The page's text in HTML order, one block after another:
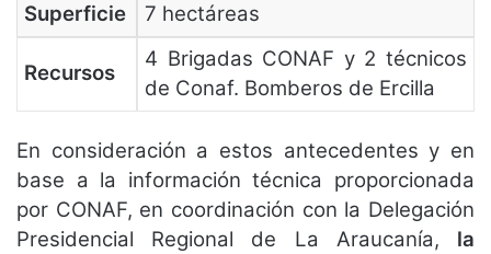
Superficie
7 hectáreas
Recursos
4 Brigadas CONAF y 2 técnicos
de Conaf. Bomberos de Ercilla
En consideración a estos antecedentes y en
base a la información técnica proporcionada
por CONAF, en coordinación con la Delegación
Presidencial Regional de La Araucanía, la